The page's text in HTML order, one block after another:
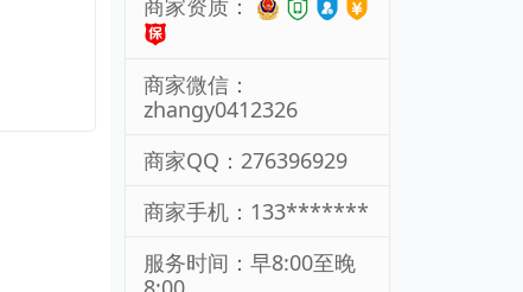
商家资质：
商家微信：
zhangy0412326
商家QQ：276396929
商家手机：133*******
服务时间：早8:00至晚